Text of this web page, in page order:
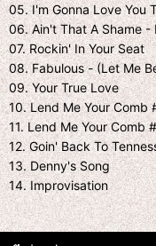
05. I'm Gonna Love You
06. Ain't That A Shame -
07. Rockin' In Your Seat
08. Fabulous - (Let Me
09. Your True Love
10. Lend Me Your Comb
11. Lend Me Your Comb
12. Goin' Back To
13. Denny's Song
14. Improvisation